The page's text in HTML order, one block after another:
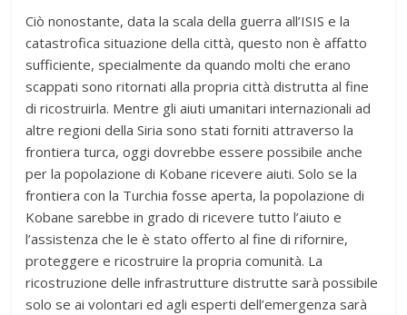
Ciò nonostante, data la scala della guerra all’ISIS e la
catastrofica situazione della città, questo non è affatto
sufficiente, specialmente da quando molti che erano
scappati sono ritornati alla propria città distrutta al fine
di ricostruirla. Mentre gli aiuti umanitari internazionali ad
altre regioni della Siria sono stati forniti attraverso la
frontiera turca, oggi dovrebbe essere possibile anche
per la popolazione di Kobane ricevere aiuti. Solo se la
frontiera con la Turchia fosse aperta, la popolazione di
Kobane sarebbe in grado di ricevere tutto l’aiuto e
l’assistenza che le è stato offerto al fine di rifornire,
proteggere e ricostruire la propria comunità. La
ricostruzione delle infrastrutture distrutte sarà possibile
solo se ai volontari ed agli esperti dell’emergenza sarà